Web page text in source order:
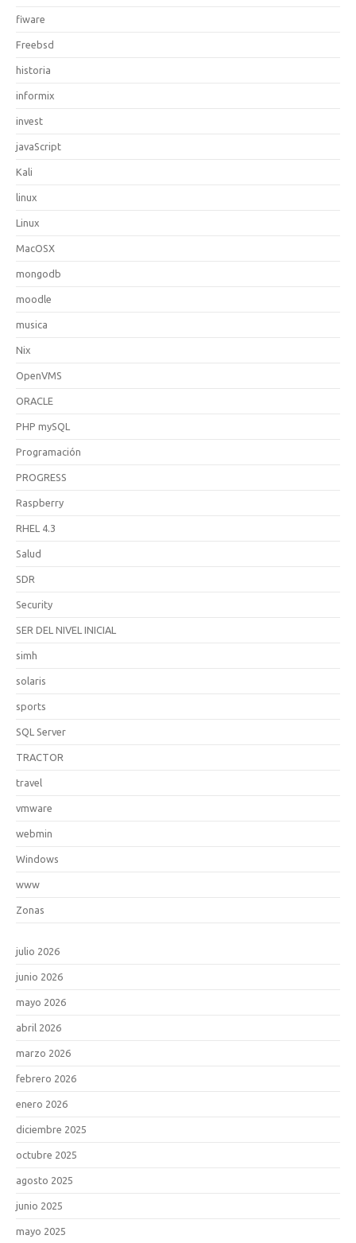
fiware
Freebsd
historia
informix
invest
javaScript
Kali
linux
Linux
MacOSX
mongodb
moodle
musica
Nix
OpenVMS
ORACLE
PHP mySQL
Programación
PROGRESS
Raspberry
RHEL 4.3
Salud
SDR
Security
SER DEL NIVEL INICIAL
simh
solaris
sports
SQL Server
TRACTOR
travel
vmware
webmin
Windows
www
Zonas
julio 2026
junio 2026
mayo 2026
abril 2026
marzo 2026
febrero 2026
enero 2026
diciembre 2025
octubre 2025
agosto 2025
junio 2025
mayo 2025